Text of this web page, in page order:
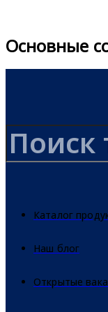
Основные
Каталог
Наш блог
Открытые